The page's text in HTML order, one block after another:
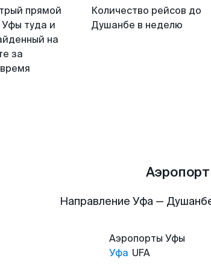
прямой
туда и
на
за
Количество рейсов до
Душанбе в неделю
Направление Уфа —
Аэропорты Уфы
Уфа UFA